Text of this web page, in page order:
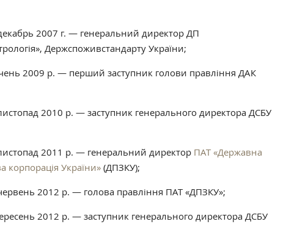
2007 г. — генеральний директор ДП
Держспоживстандарту України;
2009 р. — перший заступник голови правління ДАК
2010 р. — заступник генерального директора ДСБУ
2011 р. — генеральний директор ПАТ «Державна
корпорація України» (ДПЗКУ);
2012 р. — голова правління ПАТ «ДПЗКУ»;
2012 р. — заступник генерального директора ДСБУ